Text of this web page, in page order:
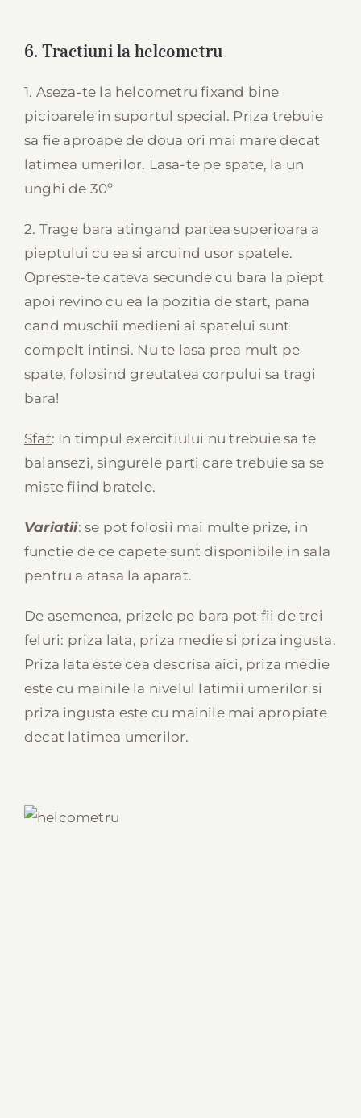
6. Tractiuni la helcometru
1. Aseza-te la helcometru fixand bine
picioarele in suportul special. Priza trebuie
sa fie aproape de doua ori mai mare decat
latimea umerilor. Lasa-te pe spate, la un
unghi de 30º
2. Trage bara atingand partea superioara a
pieptului cu ea si arcuind usor spatele.
Opreste-te cateva secunde cu bara la piept
apoi revino cu ea la pozitia de start, pana
cand muschii medieni ai spatelui sunt
compelt intinsi. Nu te lasa prea mult pe
spate, folosind greutatea corpului sa tragi
bara!
Sfat: In timpul exercitiului nu trebuie sa te
balansezi, singurele parti care trebuie sa se
miste fiind bratele.
Variatii: se pot folosii mai multe prize, in
functie de ce capete sunt disponibile in sala
pentru a atasa la aparat.
De asemenea, prizele pe bara pot fii de trei
feluri: priza lata, priza medie si priza ingusta.
Priza lata este cea descrisa aici, priza medie
este cu mainile la nivelul latimii umerilor si
priza ingusta este cu mainile mai apropiate
decat latimea umerilor.